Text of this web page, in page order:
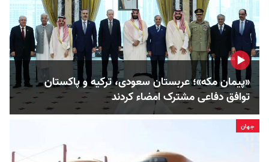
«پیمان مکه»؛ عربستان سعودی، ترکیه و پاکستان
توافق دفاعی مشترک امضاء کردند
جهان